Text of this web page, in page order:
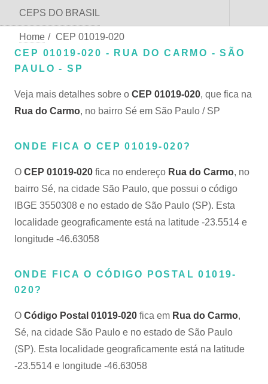
CEPS DO BRASIL
Home / CEP 01019-020
CEP 01019-020 - RUA DO CARMO - SÃO
PAULO - SP
Veja mais detalhes sobre o CEP 01019-020, que fica na
Rua do Carmo, no bairro Sé em São Paulo / SP
ONDE FICA O CEP 01019-020?
O CEP 01019-020 fica no endereço Rua do Carmo, no
bairro Sé, na cidade São Paulo, que possui o código
IBGE 3550308 e no estado de São Paulo (SP). Esta
localidade geograficamente está na latitude -23.5514 e
longitude -46.63058
ONDE FICA O CÓDIGO POSTAL 01019-
020?
O Código Postal 01019-020 fica em Rua do Carmo,
Sé, na cidade São Paulo e no estado de São Paulo
(SP). Esta localidade geograficamente está na latitude
-23.5514 e longitude -46.63058